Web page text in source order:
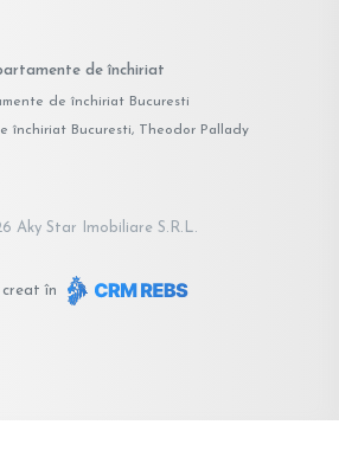
de închiriat
de închiriat Bucuresti
închiriat Bucuresti, Theodor Pallady
Aky Star Imobiliare S.R.L.
creat în